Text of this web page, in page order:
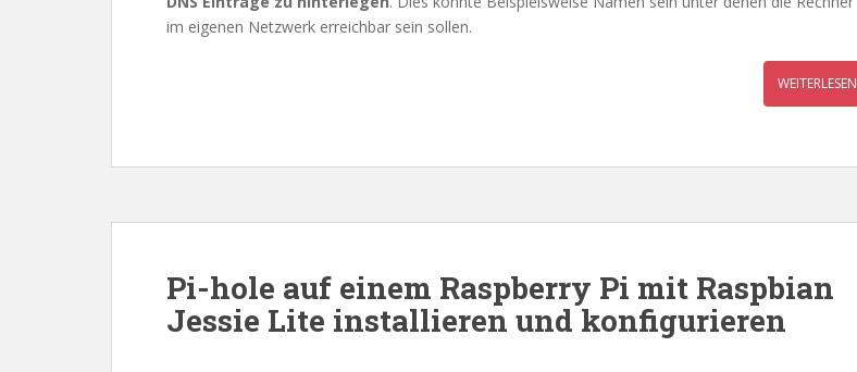
im eigenen Netzwerk erreichbar sein sollen.
WEITERLESEN
Pi-hole auf einem Raspberry Pi mit Raspbian
Jessie Lite installieren und konfigurieren